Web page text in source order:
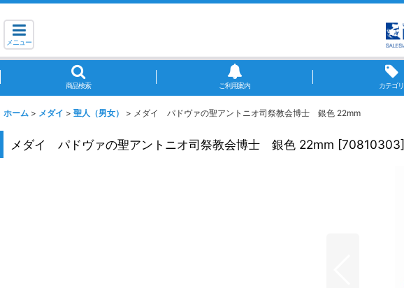
メニュー
商品検索 ご利用案内 カテゴリ
ホーム > メダイ > 聖人（男女） > メダイ パドヴァの聖アントニオ司祭教会博士 銀色 22mm
メダイ パドヴァの聖アントニオ司祭教会博士 銀色 22mm [70810303]